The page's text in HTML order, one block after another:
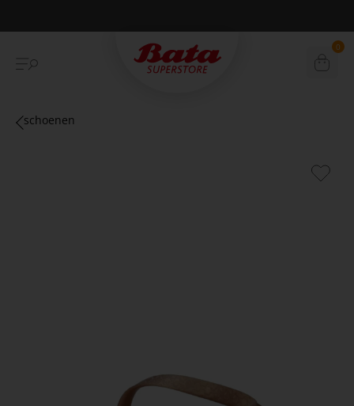
Betaal achteraf met Klarna 0
schoenen